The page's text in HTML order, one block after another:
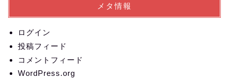
メタ情報
ログイン
投稿フィード
コメントフィード
WordPress.org